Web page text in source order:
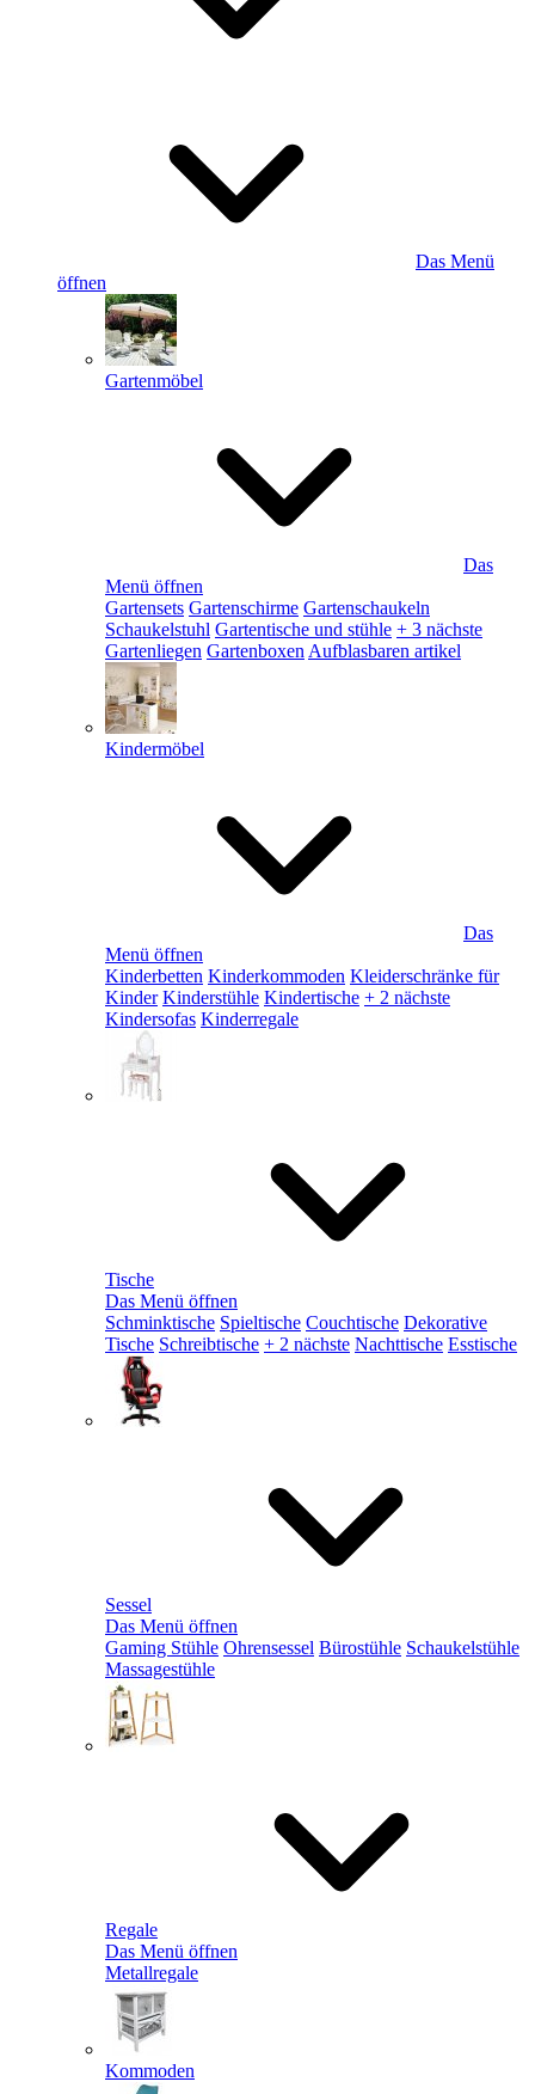
Das Menü
öffnen
Gartenmöbel
Das
Menü öffnen
Gartensets Gartenschirme Gartenschaukeln
Schaukelstuhl Gartentische und stühle + 3 nächste
Gartenliegen Gartenboxen Aufblasbaren artikel
Kindermöbel
Das
Menü öffnen
Kinderbetten Kinderkommoden Kleiderschränke für
Kinder Kinderstühle Kindertische + 2 nächste
Kindersofas Kinderregale
Tische
Das Menü öffnen
Schminktische Spieltische Couchtische Dekorative
Tische Schreibtische + 2 nächste Nachttische Esstische
Sessel
Das Menü öffnen
Gaming Stühle Ohrensessel Bürostühle Schaukelstühle
Massagestühle
Regale
Das Menü öffnen
Metallregale
Kommoden